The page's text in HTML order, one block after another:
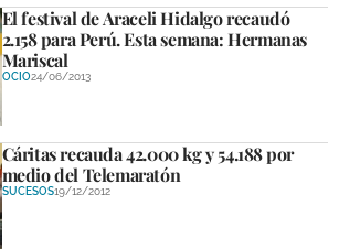
El festival de Araceli Hidalgo recaudó
2.158 para Perú. Esta semana: Hermanas
Mariscal
OCIO24/06/2013
Cáritas recauda 42.000 kg y 54.188 por
medio del Telemaratón
SUCESOS19/12/2012